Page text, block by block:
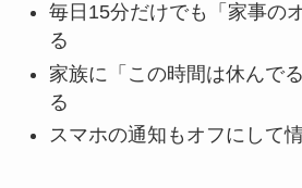
毎日15分だけでも「家事の
る
家族に「この時間は休んで
る
スマホの通知もオフにして